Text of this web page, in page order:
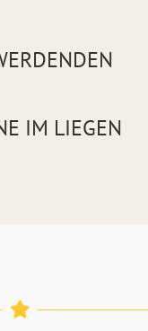
K
IM LIEGEN D